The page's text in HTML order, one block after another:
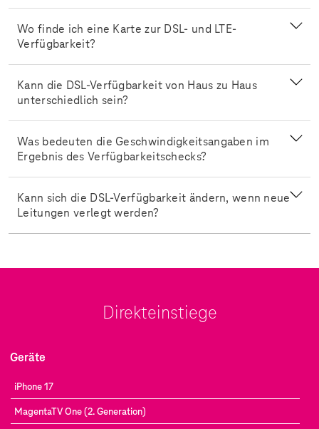
Wo finde ich eine Karte zur DSL- und LTE-
Verfügbarkeit?
Kann die DSL-Verfügbarkeit von Haus zu Haus
unterschiedlich sein?
Was bedeuten die Geschwindigkeitsangaben im
Ergebnis des Verfügbarkeitschecks?
Kann sich die DSL-Verfügbarkeit ändern, wenn neue
Leitungen verlegt werden?
Direkteinstiege
Geräte
iPhone 17
MagentaTV One (2. Generation)